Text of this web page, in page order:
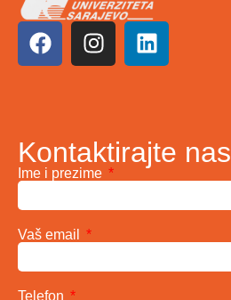
Kontaktirajte nas
Ime i prezime
Vaš email
Telefon